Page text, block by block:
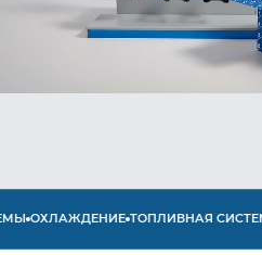
ОХЛАЖДЕНИЕ ТОПЛИВНАЯ СИСТЕМА